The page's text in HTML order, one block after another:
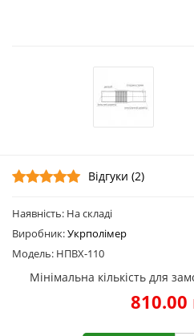
Відгуки (2)
Наявність: На складі
Виробник:Укрполімер
Модель: НПВХ-110
Мінімальна кількість для
810.00